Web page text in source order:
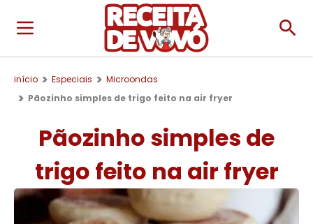
início Especiais
Microondas
Pãozinho simples de trigo feito na air fryer
Pãozinho simples de
trigo feito na air fryer